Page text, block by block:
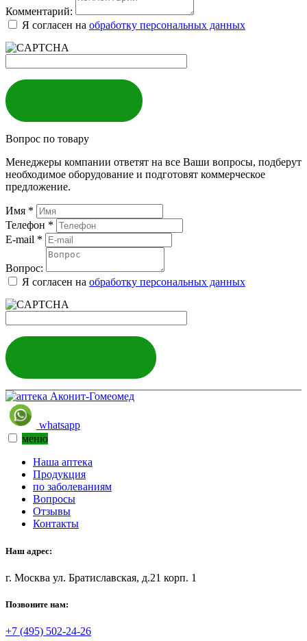
Комментарий:
Я согласен на обработку персональных данных
Вопрос по товару
Менеджеры компании ответят на все Ваши вопросы, подберут
необходимое оборудование и подготовят коммерческое
предложение.
Имя *
Телефон *
E-mail *
Вопрос:
Я согласен на обработку персональных данных
whatsapp
меню
Наша аптека
Продукция
по заболеваниям
Вопросы
Отзывы
Контакты
Наш адрес:
г. Москва ул. Братиславская, д.21 корп. 1
Позвоните нам:
+7 (495) 502-24-26